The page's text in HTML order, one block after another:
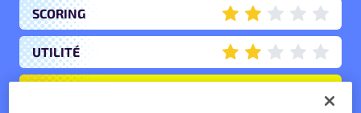
SCORING
2
UTILITÉ
2